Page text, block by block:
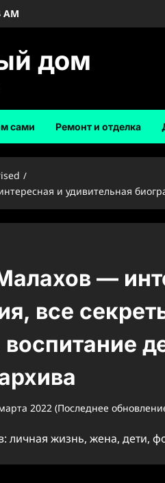
AM
дом
сами Ремонт и отделка
и удивительная
—
все
2022 (Последнее